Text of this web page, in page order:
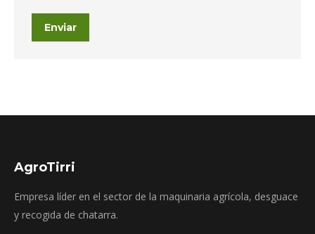
Enviar
AgroTirri
Empresa líder en el sector de la maquinaria agrícola, desguace
y recogida de chatarra.